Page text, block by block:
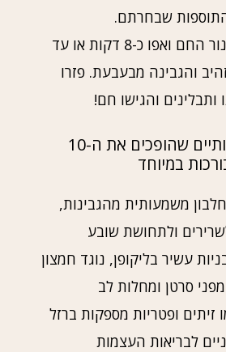
שבחרתם.
הכניסו לתנור החם ואפו כ-8 דקות או עד
והגבינה מבעבעת. פזרו
ותבלינים והגישו חם!
היתרונות הבריאותיים שהופכים את ה-10
במיוחד
משמעותית מהגבינות,
ולתחושת שובע
עשיר בליקופן, נוגד חמצון
סרטן ומחלות לב
זיתים ופטריות מספקות ברזל
לבריאות העצמות